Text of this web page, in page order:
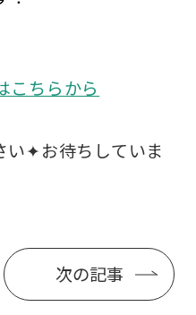
ちらから
✦お待ちしていま
次の記事